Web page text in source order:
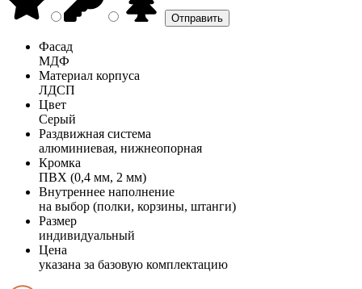
Фасад
МДФ
Материал корпуса
ЛДСП
Цвет
Серый
Раздвижная система
алюминиевая, нижнеопорная
Кромка
ПВХ (0,4 мм, 2 мм)
Внутреннее наполнение
на выбор (полки, корзины, штанги)
Размер
индивидуальный
Цена
указана за базовую комплектацию